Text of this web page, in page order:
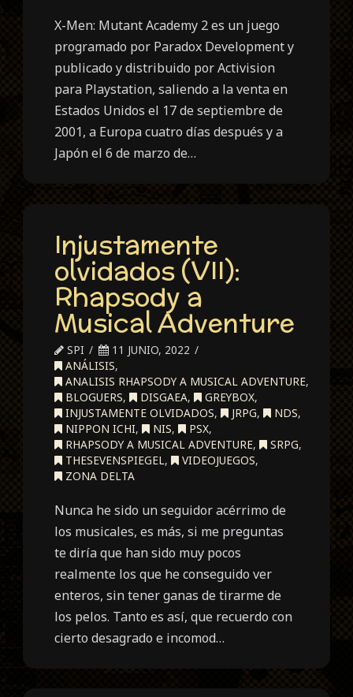
X-Men: Mutant Academy 2 es un juego
programado por Paradox Development y
publicado y distribuido por Activision
para Playstation, saliendo a la venta en
Estados Unidos el 17 de septiembre de
2001, a Europa cuatro días después y a
Japón el 6 de marzo de…
Injustamente
olvidados (VII):
Rhapsody a
Musical Adventure
SPI
11 JUNIO, 2022
ANÁLISIS,
ANALISIS RHAPSODY A MUSICAL ADVENTURE,
BLOGUERS, DISGAEA, GREYBOX,
INJUSTAMENTE OLVIDADOS, JRPG, NDS,
NIPPON ICHI, NIS, PSX,
RHAPSODY A MUSICAL ADVENTURE, SRPG,
THESEVENSPIEGEL, VIDEOJUEGOS,
ZONA DELTA
Nunca he sido un seguidor acérrimo de
los musicales, es más, si me preguntas
te diría que han sido muy pocos
realmente los que he conseguido ver
enteros, sin tener ganas de tirarme de
los pelos. Tanto es así, que recuerdo con
cierto desagrado e incomod…